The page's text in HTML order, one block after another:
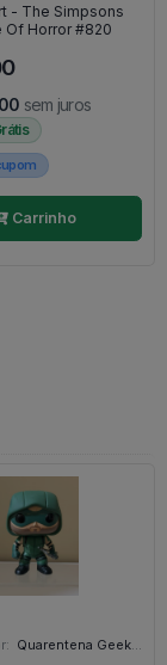
- The Simpsons
Treehouse Of Horror #820
sem juros
Carrinho
Quarentena Geek Store - SP